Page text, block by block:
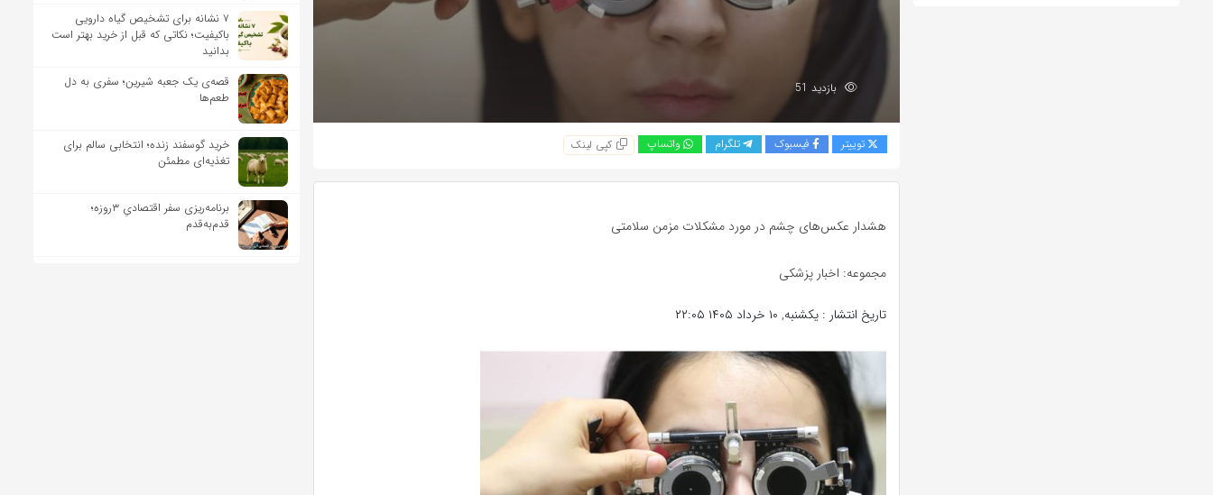
بازدید 51
توییتر فیسبوک تلگرام واتساپ کپی لینک
هشدار عکس‌های چشم در مورد مشکلات مزمن سلامتی
مجموعه: اخبار پزشکی
تاریخ انتشار : یکشنبه, ۱۰ خرداد ۱۴۰۵ ۲۲:۰۵
۷ نشانه برای تشخیص گیاه دارویی
باکیفیت؛ نکاتی که قبل از خرید بهتر است
بدانید
قصه‌ی یک جعبه شیرین؛ سفری به دل
طعم‌ها
خرید گوسفند زنده؛ انتخابی سالم برای
تغذیه‌ای مطمئن
برنامه‌ریزی سفر اقتصادیِ ۳روزه؛
قدم‌به‌قدم